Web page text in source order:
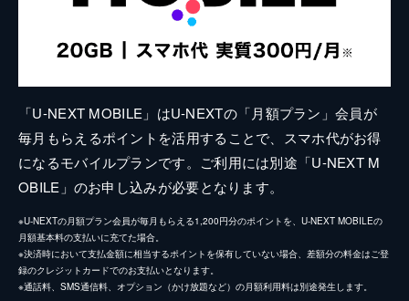
「U-NEXT MOBILE」はU-NEXTの「月額プラン」会員が
毎月もらえるポイントを活用することで、スマホ代がお得
になるモバイルプランです。ご利用には別途「U-NEXT M
OBILE」のお申し込みが必要となります。
※U-NEXTの月額プラン会員が毎月もらえる1,200円分のポイントを、U-NEXT MOBILEの
月額基本料の支払いに充てた場合。
※決済時において支払金額に相当するポイントを保有していない場合、差額分の料金はご登
録のクレジットカードでのお支払いとなります。
※通話料、SMS通信料、オプション（かけ放題など）の月額利用料は別途発生します。